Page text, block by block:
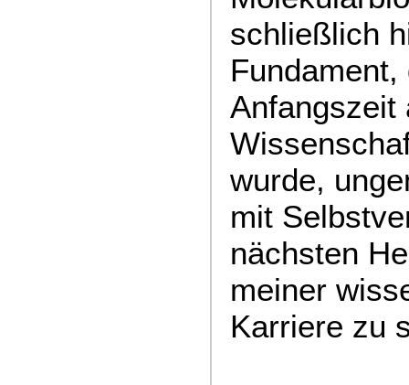
schließlich
Anfangszeit
wurde,
mit
nächsten
meiner
Karriere zu